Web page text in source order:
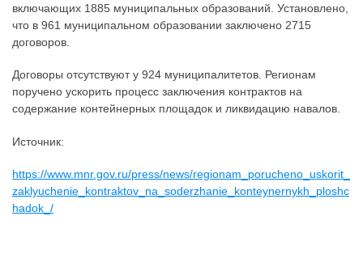
включающих 1885 муниципальных образований. Установлено,
что в 961 муниципальном образовании заключено 2715
договоров.
Договоры отсутствуют у 924 муниципалитетов. Регионам
поручено ускорить процесс заключения контрактов на
содержание контейнерных площадок и ликвидацию навалов.
Источник:
https://www.mnr.gov.ru/press/news/regionam_porucheno_uskorit_
zaklyuchenie_kontraktov_na_soderzhanie_konteynernykh_ploshc
hadok_/